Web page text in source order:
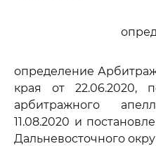
определение
края от 22.06.2020,
арбитражного
11.08.2020 и
Дальневосточного